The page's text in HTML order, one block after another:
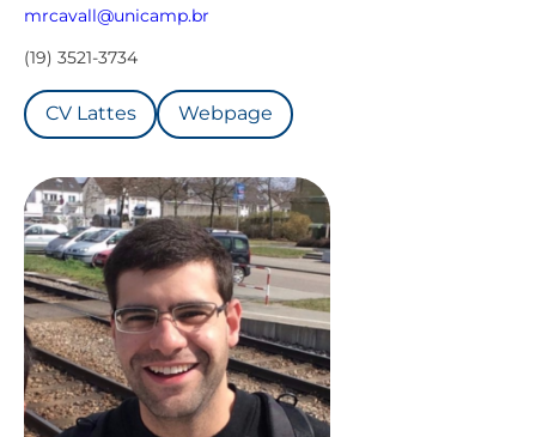
mrcavall@unicamp.br
(19) 3521-3734
CV Lattes Webpage